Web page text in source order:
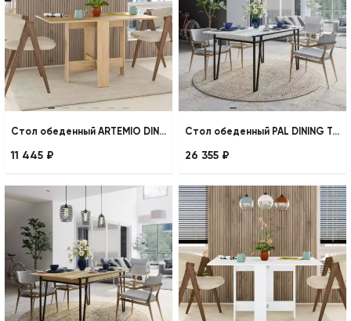
Стол обеденный ARTEMIO DINING TABLE
11 445 ₽
Стол обеденный PAL DINING TABLE
26 355 ₽